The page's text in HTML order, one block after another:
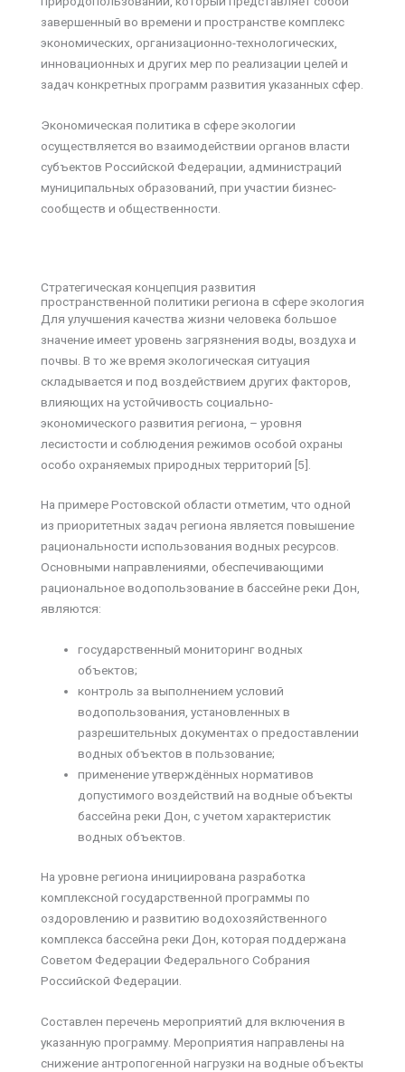
завершенный во времени и пространстве комплекс
экономических, организационно-технологических,
инновационных и других мер по реализации целей и
задач конкретных программ развития указанных сфер.
Экономическая политика в сфере экологии
осуществляется во взаимодействии органов власти
субъектов Российской Федерации, администраций
муниципальных образований, при участии бизнес-
сообществ и общественности.
Стратегическая концепция развития
пространственной политики региона в сфере экология
Для улучшения качества жизни человека большое
значение имеет уровень загрязнения воды, воздуха и
почвы. В то же время экологическая ситуация
складывается и под воздействием других факторов,
влияющих на устойчивость социально-
экономического развития региона, – уровня
лесистости и соблюдения режимов особой охраны
особо охраняемых природных территорий [5].
На примере Ростовской области отметим, что одной
из приоритетных задач региона является повышение
рациональности использования водных ресурсов.
Основными направлениями, обеспечивающими
рациональное водопользование в бассейне реки Дон,
являются:
государственный мониторинг водных
объектов;
контроль за выполнением условий
водопользования, установленных в
разрешительных документах о предоставлении
водных объектов в пользование;
применение утверждённых нормативов
допустимого воздействий на водные объекты
бассейна реки Дон, с учетом характеристик
водных объектов.
На уровне региона инициирована разработка
комплексной государственной программы по
оздоровлению и развитию водохозяйственного
комплекса бассейна реки Дон, которая поддержана
Советом Федерации Федерального Собрания
Российской Федерации.
Составлен перечень мероприятий для включения в
указанную программу. Мероприятия направлены на
снижение антропогенной нагрузки на водные объекты